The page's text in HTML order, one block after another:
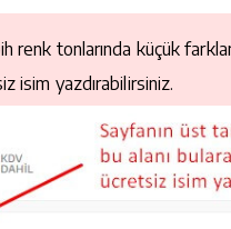
renk tonlarında küçük
isim yazdırabilirsiniz.